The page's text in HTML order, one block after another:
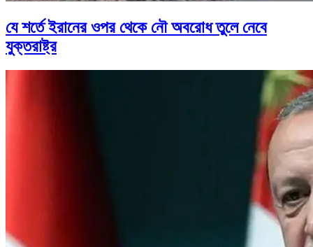
যে শর্তে ইরানের ওপর থেকে নৌ অবরোধ তুলে নেবে
যুক্তরাষ্ট্র